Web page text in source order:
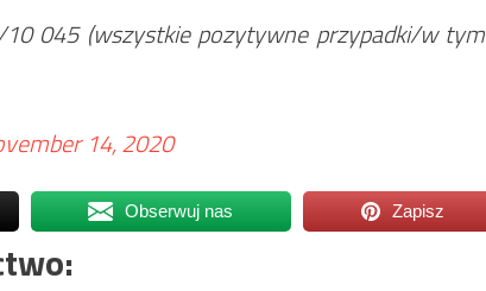
045 (wszystkie pozytywne przypadki/w tym
14, 2020
Obserwuj nas Zapisz